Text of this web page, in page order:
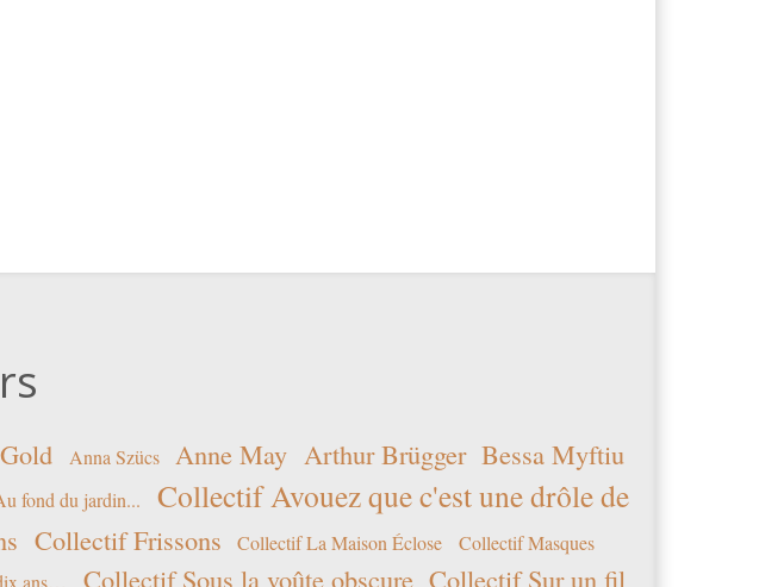
Anna Szücs Anne May Arthur Brügger Bessa Myftiu
fond du jardin...
Collectif Avouez que c'est une drôle de
Collectif Frissons Collectif La Maison Éclose Collectif Masques
ans… Collectif Sous la voûte obscure Collectif Sur un fil